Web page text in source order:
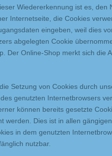
Wiedererkennung ist es,
Internetseite, die Cookies
eingeben, weil dies
abgelegten Cookie
Der Online-Shop merkt sich die
Setzung von Cookies durch
genutzten Internetbrowsers
können bereits gesetzte
werden. Dies ist in allen
in dem genutzten
nutzbar.